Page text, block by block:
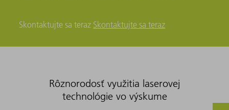
Skontaktujte sa teraz Skontaktujte sa teraz
Rôznorodosť využitia laserovej
technológie vo výskume